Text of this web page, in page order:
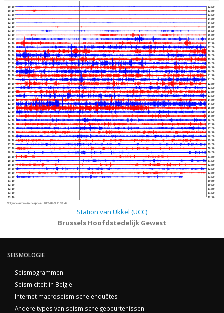
00:00
00:30
01:00
01:30
02:00
02:30
03:00
03:30
04:00
04:30
05:00
05:30
06:00
06:30
07:00
07:30
08:00
08:30
09:00
09:30
10:00
10:30
11:00
11:30
12:00
12:30
13:00
13:30
14:00
14:30
15:00
15:30
16:00
16:30
17:00
17:30
18:00
18:30
19:00
19:30
20:00
20:30
21:00
21:30
22:00
22:30
23:00
23:30
02:30
03:00
03:30
04:00
04:30
05:00
05:30
06:00
06:30
07:00
07:30
08:00
08:30
09:00
09:30
10:00
10:30
11:00
11:30
12:00
12:30
13:00
13:30
14:00
14:30
15:00
15:30
16:00
16:30
17:00
17:30
18:00
18:30
19:00
19:30
20:00
20:30
21:00
21:30
22:00
22:30
23:00
23:30
00:00
00:30
01:00
01:30
02:00
Volgende automatische update : 2026-08-07 21:33:40
Station van Ukkel (UCC)
Brussels Hoofdstedelijk Gewest
SEISMOLOGIE
Seismogrammen
Seismiciteit in België
Internet macroseismische enquêtes
Andere types van seismische gebeurtenissen